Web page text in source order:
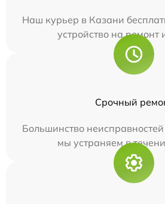
Наш курьер в Казани
устройство на ремонт
Срочный
Большинство
мы устраняем в